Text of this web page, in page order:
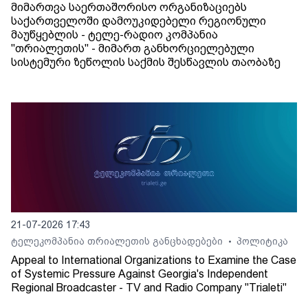
მიმართვა საერთაშორისო ორგანიზაციებს
საქართველოში დამოუკიდებელი რეგიონული
მაუწყებლის - ტელე-რადიო კომპანია
"თრიალეთის" - მიმართ განხორციელებული
სისტემური ზეწოლის საქმის შესწავლის თაობაზე
21-07-2026 17:43
ტელეკომპანია თრიალეთის განცხადებები
• პოლიტიკა
Appeal to International Organizations to Examine the Case
of Systemic Pressure Against Georgia's Independent
Regional Broadcaster - TV and Radio Company "Trialeti"